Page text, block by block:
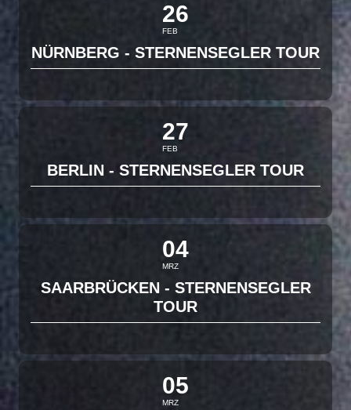
26
FEB
NÜRNBERG - STERNENSEGLER TOUR
27
FEB
BERLIN - STERNENSEGLER TOUR
04
MRZ
SAARBRÜCKEN - STERNENSEGLER
TOUR
05
MRZ